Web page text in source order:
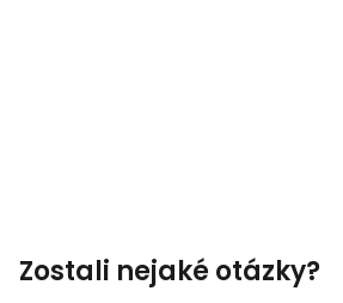
Zostali nejaké otázky?